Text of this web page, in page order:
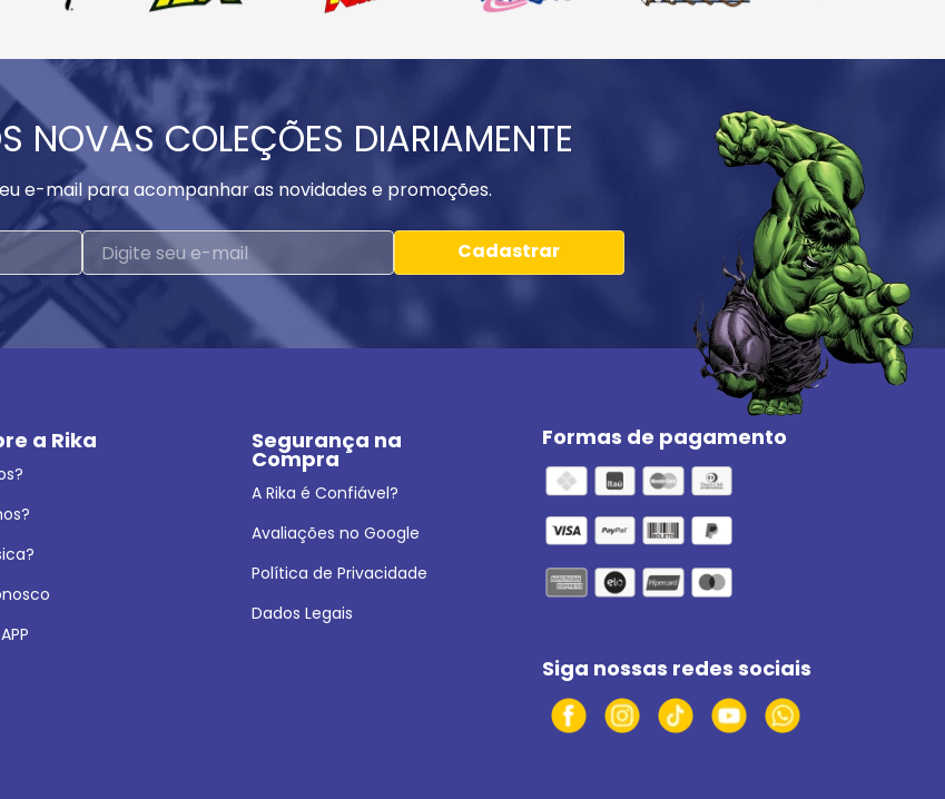
NOVAS COLEÇÕES DIARIAMENTE
e-mail para acompanhar as novidades e promoções.
Cadastrar
a Rika Segurança na
Compra
A Rika é Confiável?
Avaliações no Google
Política de Privacidade
Dados Legais
Formas de pagamento
Siga nossas redes sociais